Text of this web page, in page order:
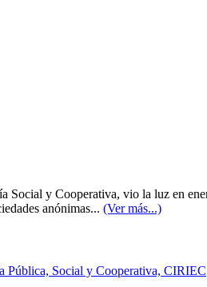
y Cooperativa, vio la luz en
anónimas... (Ver más...)
Pública, Social y Cooperativa, CIRIEC